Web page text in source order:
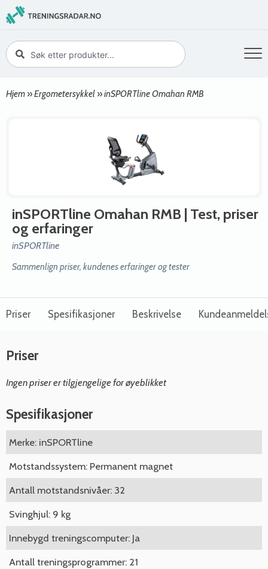
Hjem »Ergometersykkel »inSPORTline Omahan RMB
inSPORTline Omahan RMB | Test, priser
og erfaringer
inSPORTline
Sammenlign priser, kundenes erfaringer og tester
Priser Spesifikasjoner Beskrivelse
Priser
Ingen priser er tilgjengelige for øyeblikket
Spesifikasjoner
Merke: inSPORTline
Motstandssystem: Permanent magnet
Antall motstandsnivåer: 32
Svinghjul: 9 kg
Innebygd treningscomputer: Ja
Antall treningsprogrammer: 21